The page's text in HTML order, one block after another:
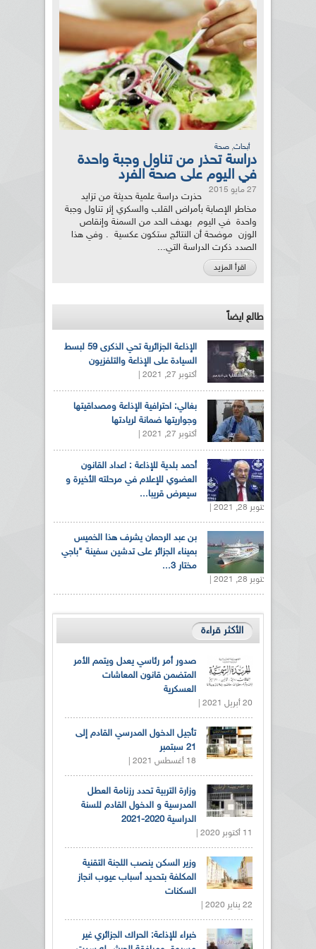
أبحاث, صحة
دراسة تحذر من تناول وجبة واحدة
في اليوم على صحة الفرد
27 مايو 2015
حذرت دراسة علمية حديثة من تزايد
مخاطر الإصابة بأمراض القلب والسكري إثر تناول وجبة
واحدة في اليوم بهدف الحد من السمنة وإنقاص
الوزن موضحة أن النتائج ستكون عكسية . وفي هذا
الصدد ذكرت الدراسة التي...
اقرأ المزيد
طالع ايضاً
الإذاعة الجزائرية تحي الذكرى 59 لبسط
السيادة على الإذاعة والتلفزيون
أكتوبر 27, 2021 |
بغالي: احترافية الإذاعة ومصداقيتها
وجواريتها ضمانة لريادتها
أكتوبر 27, 2021 |
أحمد بلدية للإذاعة : اعداد القانون
العضوي للإعلام في مرحلته الأخيرة و
سيعرض قريبا...
أكتوبر 28, 2021 |
بن عبد الرحمان يشرف هذا الخميس
بميناء الجزائر على تدشين سفينة "باجي
مختار 3...
أكتوبر 28, 2021 |
الأكثر قراءة
صدور أمر رئاسي يعدل ويتمم الأمر
المتضمن قانون المعاشات
العسكرية
20 أبريل 2021 |
تأجيل الدخول المدرسي القادم إلى
21 سبتمبر
18 أغسطس 2021 |
وزارة التربية تحدد رزنامة العطل
المدرسية و الدخول القادم للسنة
الدراسية 2020-2021
11 أكتوبر 2020 |
وزير السكن ينصب اللجنة التقنية
المكلفة بتحديد أسباب عيوب انجاز
السكنات
22 يناير 2020 |
خبراء للإذاعة: الحراك الجزائري غير